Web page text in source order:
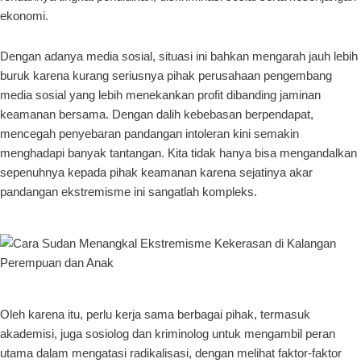
ekonomi.
Dengan adanya media sosial, situasi ini bahkan mengarah jauh lebih
buruk karena kurang seriusnya pihak perusahaan pengembang
media sosial yang lebih menekankan profit dibanding jaminan
keamanan bersama. Dengan dalih kebebasan berpendapat,
mencegah penyebaran pandangan intoleran kini semakin
menghadapi banyak tantangan. Kita tidak hanya bisa mengandalkan
sepenuhnya kepada pihak keamanan karena sejatinya akar
pandangan ekstremisme ini sangatlah kompleks.
Oleh karena itu, perlu kerja sama berbagai pihak, termasuk
akademisi, juga sosiolog dan kriminolog untuk mengambil peran
utama dalam mengatasi radikalisasi, dengan melihat faktor-faktor